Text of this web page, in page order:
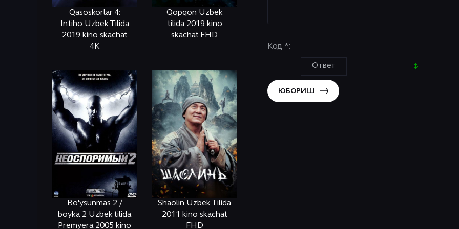
Qasoskorlar 4:
Intiho Uzbek Tilida
2019 kino skachat
4K
Qopqon Uzbek
tilida 2019 kino
skachat FHD
Bo'ysunmas 2 /
boyka 2 Uzbek tilida
Premyera 2005 kino
Shaolin Uzbek Tilida
2011 kino skachat
FHD
Код *:
ЮБОРИШ